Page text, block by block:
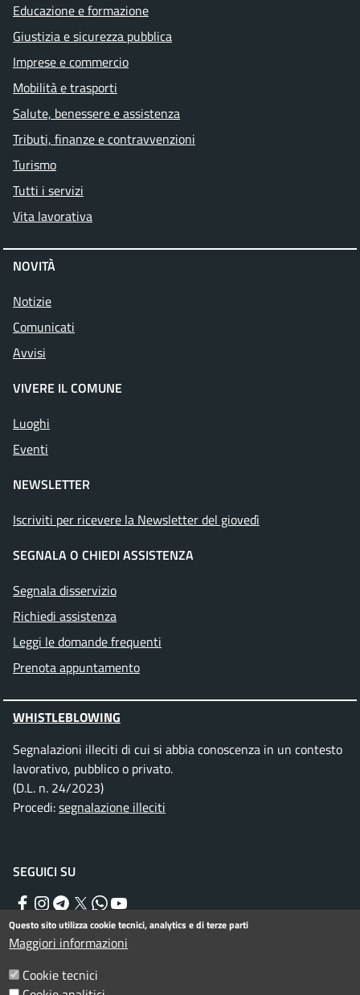
Educazione e formazione
Giustizia e sicurezza pubblica
Imprese e commercio
Mobilità e trasporti
Salute, benessere e assistenza
Tributi, finanze e contravvenzioni
Turismo
Tutti i servizi
Vita lavorativa
NOVITÀ
Notizie
Comunicati
Avvisi
VIVERE IL COMUNE
Luoghi
Eventi
NEWSLETTER
Iscriviti per ricevere la Newsletter del giovedì
SEGNALA O CHIEDI ASSISTENZA
Segnala disservizio
Richiedi assistenza
Leggi le domande frequenti
Prenota appuntamento
WHISTLEBLOWING
Segnalazioni illeciti di cui si abbia conoscenza in un contesto
lavorativo, pubblico o privato.
(D.L. n. 24/2023)
Procedi:segnalazione illeciti
SEGUICI SU
Facebook
Instagram
Telegram
TwitterWhatsApp
Menu piè di pagina
Informativa privacy
Questo sito utilizza cookie tecnici, analytics e di terze parti
Maggiori informazioni
Cookie tecnici